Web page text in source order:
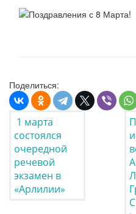
Поделиться:
1 марта
состоялся
очередной
речевой
экзамен в
«Арлилии»